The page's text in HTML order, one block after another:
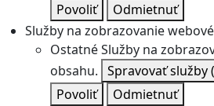
Povoliť
Odmietnuť
Služby na zobrazovanie
OstatnéSlužby na
obsahu. Spravovať služby
Povoliť
Odmietnuť